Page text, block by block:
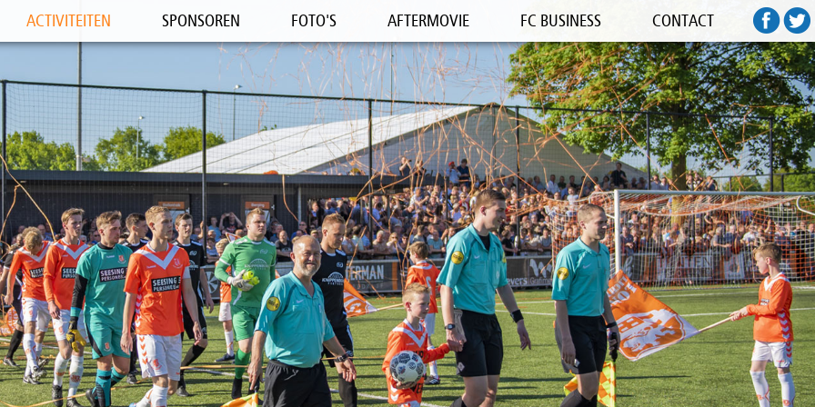
ACTIVITEITEN SPONSOREN FOTO'S AFTERMOVIE FC BUSINESS CONTACT